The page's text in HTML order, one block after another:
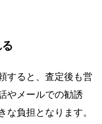
すると、査定後も営
やメールでの勧誘
な負担となります。